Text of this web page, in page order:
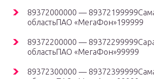
89372000000 —
областьПАО «МегаФон»199999
89372200000 —
областьПАО «МегаФон»99999
89372300000 —